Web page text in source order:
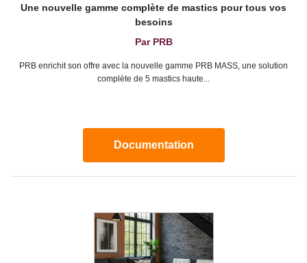
Une nouvelle gamme complète de mastics pour tous vos
besoins
Par PRB
PRB enrichit son offre avec la nouvelle gamme PRB MASS, une solution
complète de 5 mastics haute...
Documentation